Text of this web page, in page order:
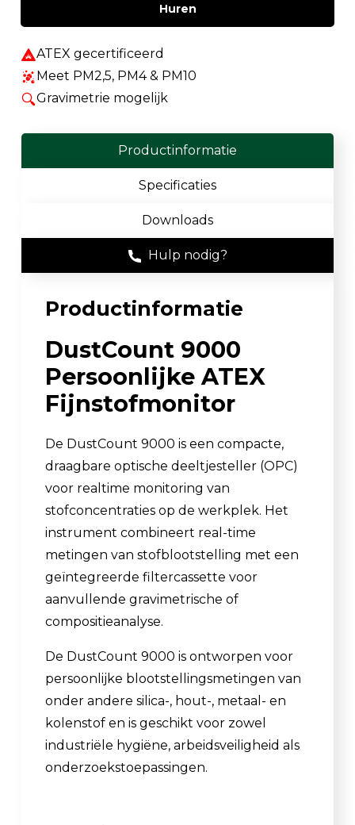
Huren
ATEX gecertificeerd
Meet PM2,5, PM4 & PM10
Gravimetrie mogelijk
Productinformatie
Specificaties
Downloads
Hulp nodig?
Productinformatie
DustCount 9000
Persoonlijke ATEX
Fijnstofmonitor
De DustCount 9000 is een compacte,
draagbare optische deeltjesteller (OPC)
voor realtime monitoring van
stofconcentraties op de werkplek. Het
instrument combineert real-time
metingen van stofblootstelling met een
geïntegreerde filtercassette voor
aanvullende gravimetrische of
compositieanalyse.
De DustCount 9000 is ontworpen voor
persoonlijke blootstellingsmetingen van
onder andere silica-, hout-, metaal- en
kolenstof en is geschikt voor zowel
industriële hygiëne, arbeidsveiligheid als
onderzoekstoepassingen.